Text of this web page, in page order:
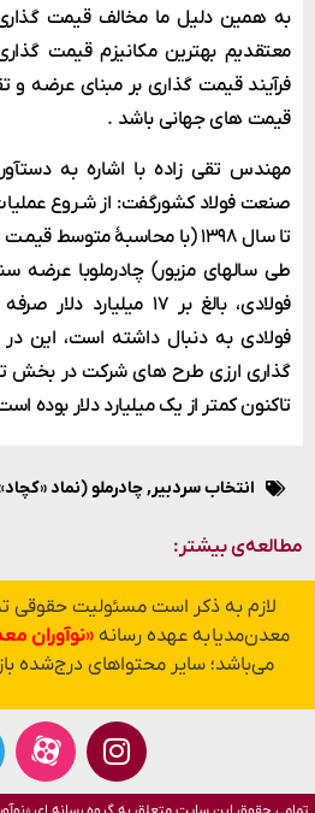
به همین دلیل ما مخالف قیمت
معتقدیم بهترین مکانیزم قیمت
فرآیند قیمت گذاری بر مبنای عرضه و
قیمت های جهانی باشد .
مهندس تقی زاده با اشاره به
طی سالهای مزبور) چادرملوبا عرضه
فولادی، بالغ بر ۱۷
فولادی به دنبال داشته است، این
گذاری ارزی طرح های شرکت در بخش
تاکنون کمتر از یک میلیارد دلار بوده
انتخاب سردبیر,چادرملو (نماد
مطالعه‌ی بیشتر:
لازم به ذکر است مسئولیت حقوقی
معدن‌مدیا به عهده رسانه«نوآوران
می‌باشد؛ سایر محتواهای درج‌شده